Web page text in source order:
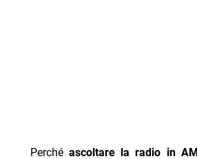
Perchéascoltare la radio in AM